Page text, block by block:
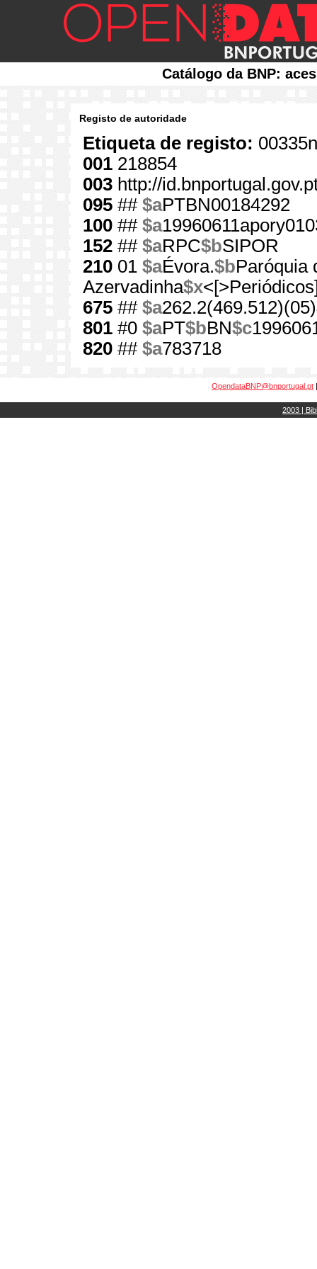
Catálogo da BNP:
Registo de autoridade
Etiqueta de registo:
001 218854
003 http://
095 ## $aPTBN00184292
100 ## $a
152 ## $aRPC$bSIPOR
210 01 $aÉvora.$bParóquia
Azervadinha$x
675 ## $a262.2(469.512)(05)
801 #0 $aPT$bBN$c
820 ## $a783718
OpendataBNP@bnportugal.pt
2003 |